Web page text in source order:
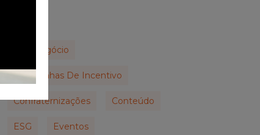
Agronegócio
Campanhas De Incentivo
Confraternizações Conteúdo
ESG Eventos